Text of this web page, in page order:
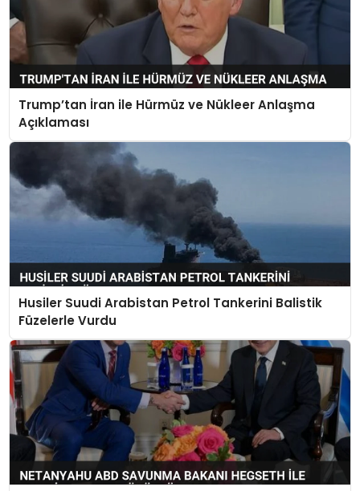
Trump’tan İran ile Hürmüz ve Nükleer Anlaşma
Açıklaması
Husiler Suudi Arabistan Petrol Tankerini Balistik
Füzelerle Vurdu